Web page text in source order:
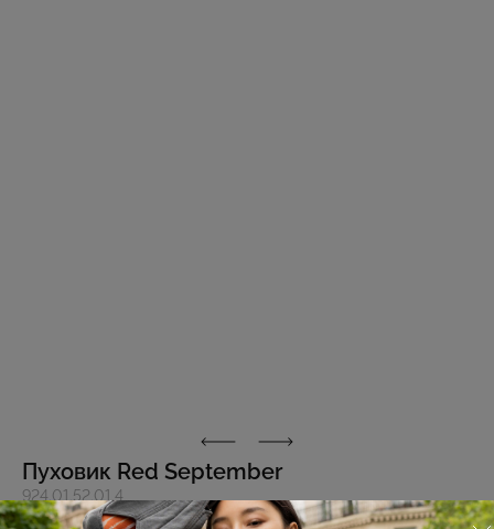
Пуховик Red September
924.01.52.01.4